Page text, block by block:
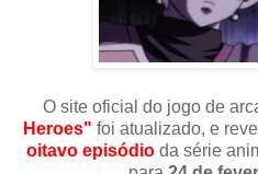
O site oficial do jogo de
Heroes" foi atualizado, e
oitavo episódio da série